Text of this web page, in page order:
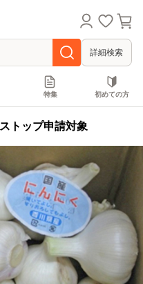
詳細検索
特集 初めての方
トップ申請対象